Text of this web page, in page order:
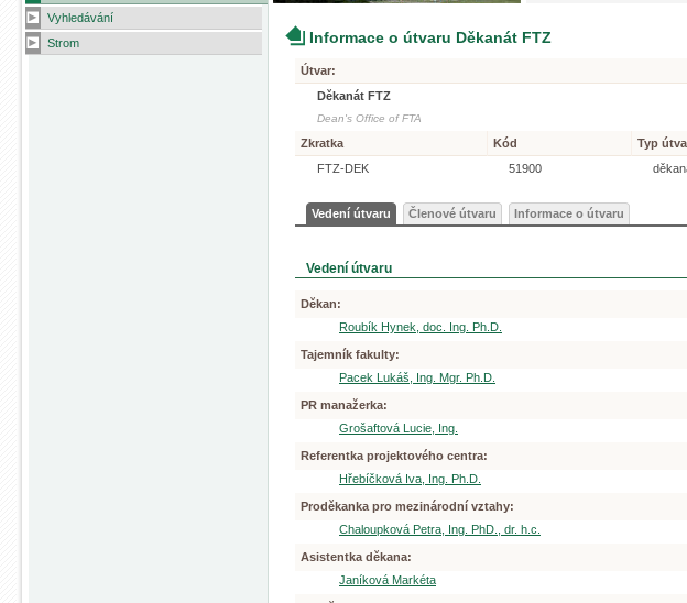
Vyhledávání
Strom
Informace o útvaru Děkanát FTZ
Útvar:
Děkanát FTZ
Dean's Office of FTA
Zkratka Kód
Typ
FTZ-DEK
51900
Vedení útvaru Členové útvaru Informace o útvaru
Vedení útvaru
Děkan:
Roubík Hynek, doc. Ing. Ph.D.
Tajemník fakulty:
Pacek Lukáš, Ing. Mgr. Ph.D.
PR manažerka:
Grošaftová Lucie, Ing.
Referentka projektového centra:
Hřebíčková Iva, Ing. Ph.D.
Proděkanka pro mezinárodní vztahy:
Chaloupková Petra, Ing. PhD., dr. h.c.
Asistentka děkana:
Janíková Markéta